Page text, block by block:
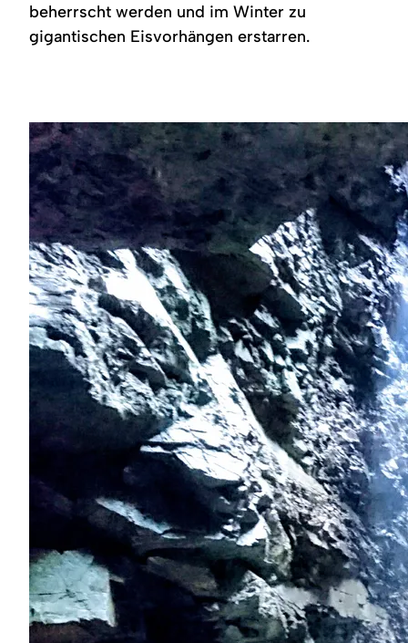
beherrscht werden und im Winter zu
gigantischen Eisvorhängen erstarren.